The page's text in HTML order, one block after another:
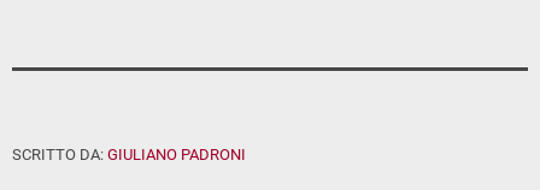
SCRITTO DA: GIULIANO PADRONI